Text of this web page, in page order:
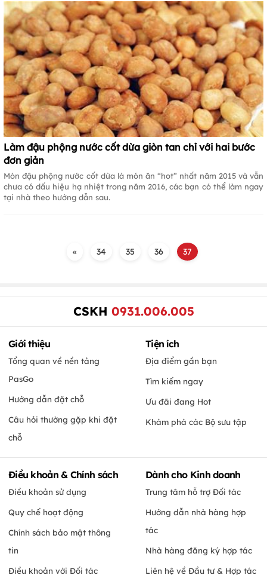
Làm đậu phộng nước cốt dừa giòn tan chỉ với hai bước
đơn giản
Món đậu phộng nước cốt dừa là món ăn “hot” nhất năm 2015 và vẫn
chưa có dấu hiệu hạ nhiệt trong năm 2016, các bạn có thể làm ngay
tại nhà theo hướng dẫn sau.
« 34 35 36 37
CSKH 0931.006.005
Giới thiệu
Tổng quan về nền tảng
PasGo
Hướng dẫn đặt chỗ
Câu hỏi thường gặp khi đặt
chỗ
Tiện ích
Địa điểm gần bạn
Tìm kiếm ngay
Ưu đãi đang Hot
Khám phá các Bộ sưu tập
Điều khoản & Chính sách
Điều khoản sử dụng
Quy chế hoạt động
Chính sách bảo mật thông
tin
Điều khoản với Đối tác
Dành cho Kinh doanh
Trung tâm hỗ trợ Đối tác
Hướng dẫn nhà hàng hợp
tác
Nhà hàng đăng ký hợp tác
Liên hệ về Đầu tư & Hợp tác